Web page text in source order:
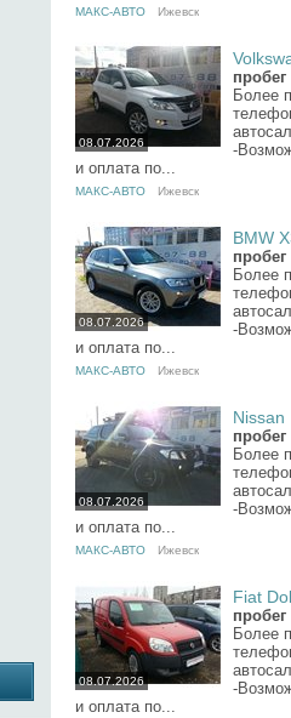
МАКС-АВТО Ижевск
08.07.2026
Более
-
и оплата по...
МАКС-АВТО Ижевск
08.07.2026
BMW
Более
-
и оплата по...
МАКС-АВТО Ижевск
08.07.2026
Nissan
Более
-
и оплата по...
МАКС-АВТО Ижевск
08.07.2026
Fiat
Более
-
и оплата по...